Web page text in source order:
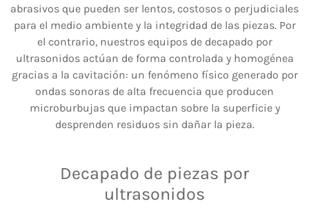
abrasivos que pueden ser lentos, costosos o perjudiciales
para el medio ambiente y la integridad de las piezas. Por
el contrario, nuestros equipos de decapado por
ultrasonidos actúan de forma controlada y homogénea
gracias a la cavitación: un fenómeno físico generado por
ondas sonoras de alta frecuencia que producen
microburbujas que impactan sobre la superficie y
desprenden residuos sin dañar la pieza.
Decapado de piezas por
ultrasonidos